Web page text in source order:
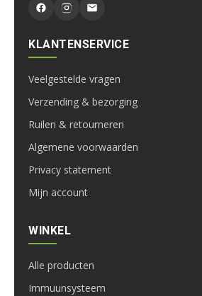
KLANTENSERVICE
Veelgestelde vragen
Verzending & bezorging
Ruilen & retourneren
Algemene voorwaarden
Privacy statement
Mijn account
WINKEL
Alle producten
Immuunsysteem